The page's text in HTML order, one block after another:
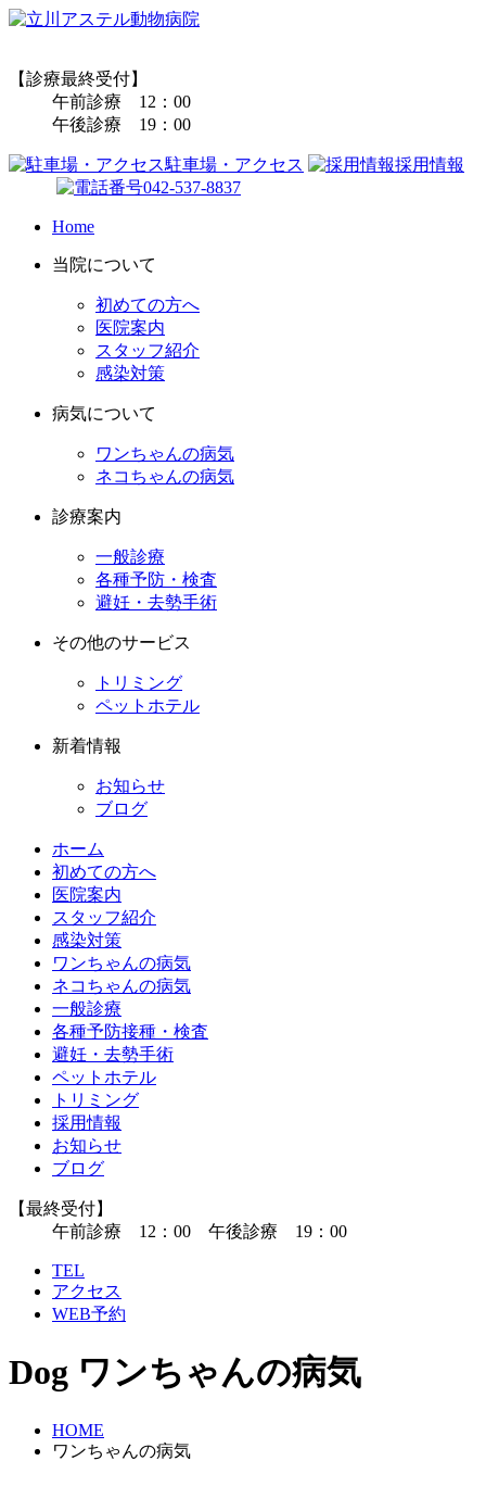
【診療最終受付】
午前診療 12：00
午後診療 19：00
駐車場・アクセス
採用情報
042-537-8837
Home
当院について
初めての方へ
医院案内
スタッフ紹介
感染対策
病気について
ワンちゃんの病気
ネコちゃんの病気
診療案内
一般診療
各種予防・検査
避妊・去勢手術
その他のサービス
トリミング
ペットホテル
新着情報
お知らせ
ブログ
ホーム
初めての方へ
医院案内
スタッフ紹介
感染対策
ワンちゃんの病気
ネコちゃんの病気
一般診療
各種予防接種・検査
避妊・去勢手術
ペットホテル
トリミング
採用情報
お知らせ
ブログ
【最終受付】
午前診療 12：00 午後診療 19：00
TEL
アクセス
WEB予約
Dog ワンちゃんの病気
HOME
ワンちゃんの病気